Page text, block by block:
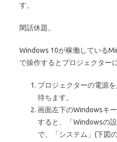
す。
閑話休題。
Windows 10が稼働している
で操作するとプロジェクター
プロジェクターの電源
待ちます。
画面左下のWindowsキ
すると、「Windowsの
で、「システム」(下図